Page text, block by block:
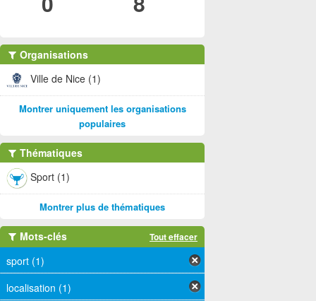
Organisations
Ville de Nice (1)
Montrer uniquement les organisations
populaires
Thématiques
Sport (1)
Montrer plus de thématiques
Mots-clés Tout effacer
sport (1)
localisation (1)